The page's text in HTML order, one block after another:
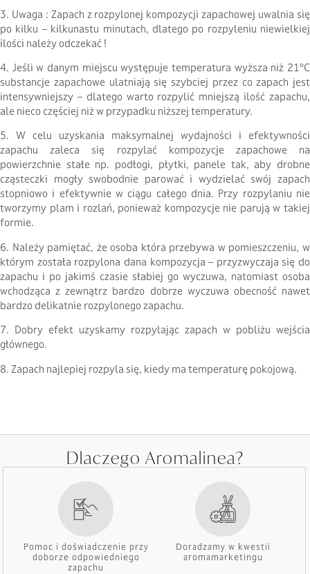
3. Uwaga : Zapach z rozpylonej kompozycji zapachowej uwalnia się
po kilku – kilkunastu minutach, dlatego po rozpyleniu niewielkiej
ilości należy odczekać !
4. Jeśli w danym miejscu występuje temperatura wyższa niż 21°C
substancje zapachowe ulatniają się szybciej przez co zapach jest
intensywniejszy – dlatego warto rozpylić mniejszą ilość zapachu,
ale nieco częściej niż w przypadku niższej temperatury.
5. W celu uzyskania maksymalnej wydajności i efektywności
zapachu zaleca się rozpylać kompozycje zapachowe na
powierzchnie stałe np. podłogi, płytki, panele tak, aby drobne
cząsteczki mogły swobodnie parować i wydzielać swój zapach
stopniowo i efektywnie w ciągu całego dnia. Przy rozpylaniu nie
tworzymy plam i rozlań, ponieważ kompozycje nie parują w takiej
formie.
6. Należy pamiętać, że osoba która przebywa w pomieszczeniu, w
którym została rozpylona dana kompozycja – przyzwyczaja się do
zapachu i po jakimś czasie słabiej go wyczuwa, natomiast osoba
wchodząca z zewnątrz bardzo dobrze wyczuwa obecność nawet
bardzo delikatnie rozpylonego zapachu.
7. Dobry efekt uzyskamy rozpylając zapach w pobliżu wejścia
głównego.
8. Zapach najlepiej rozpyla się, kiedy ma temperaturę pokojową.
Dlaczego Aromalinea?
Pomoc i doświadczenie przy
doborze odpowiedniego
zapachu
Doradzamy w kwestii
aromamarketingu